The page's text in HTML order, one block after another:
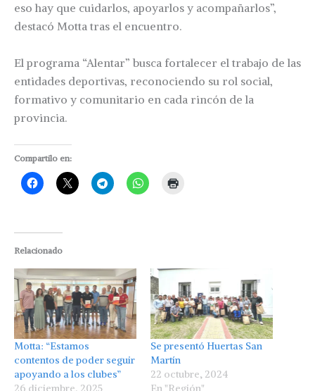
eso hay que cuidarlos, apoyarlos y acompañarlos”,
destacó Motta tras el encuentro.
El programa “Alentar” busca fortalecer el trabajo de las
entidades deportivas, reconociendo su rol social,
formativo y comunitario en cada rincón de la
provincia.
Compartilo en:
Relacionado
Motta: “Estamos
contentos de poder seguir
apoyando a los clubes”
26 diciembre, 2025
Se presentó Huertas San
Martín
22 octubre, 2024
En "Región"